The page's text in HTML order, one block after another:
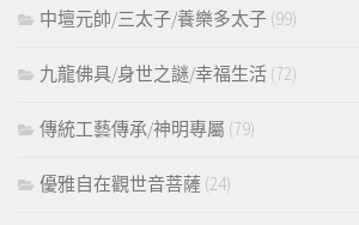
中壇元帥/三太子/養樂多太子 (99)
九龍佛具/身世之謎/幸福生活 (72)
傳統工藝傳承/神明專屬 (79)
優雅自在觀世音菩薩 (24)